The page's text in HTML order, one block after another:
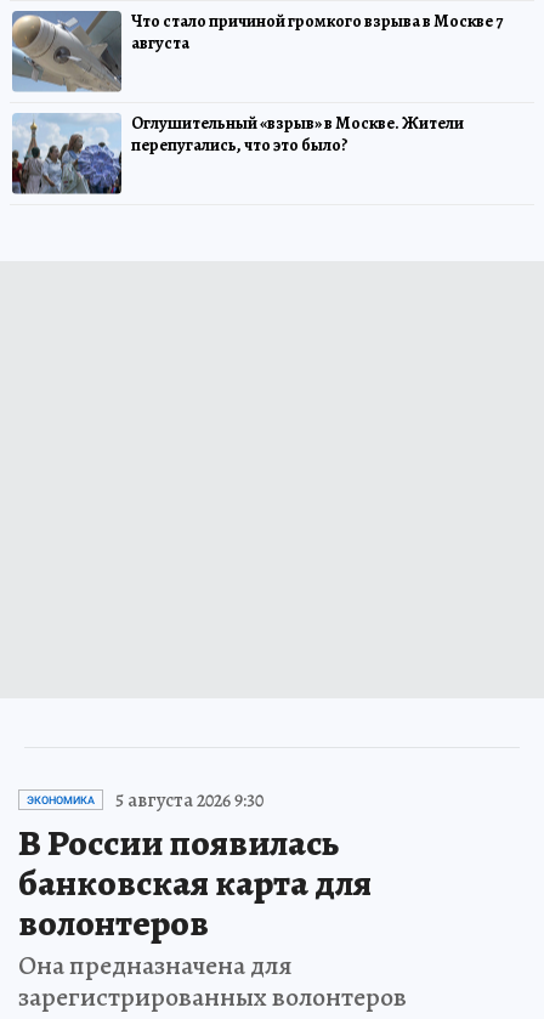
Что стало причиной громкого взрыва в Москве 7
августа
Оглушительный «взрыв» в Москве. Жители
перепугались, что это было?
ЭКОНОМИКА 5 августа 2026 9:30
В России появилась
банковская карта для
волонтеров
Она предназначена для
зарегистрированных волонтеров